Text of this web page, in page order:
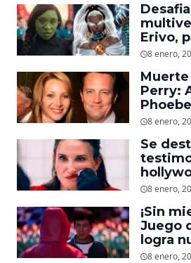
Erivo,
8 enero,
Perry:
dejó
8 enero,
Se
Moore,
daño
8 enero,
¡Sin
Juego
logra
8 enero,